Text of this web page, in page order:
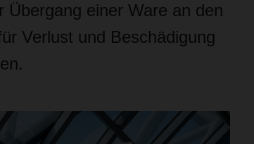
Übergang einer Ware an den
Verlust und Beschädigung